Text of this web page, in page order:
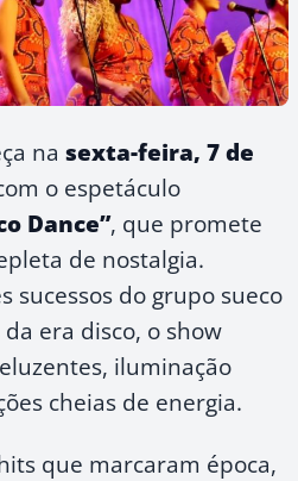
na sexta-feira, 7 de
o espetáculo
Dance”, que promete
de nostalgia.
sucessos do grupo sueco
da era disco, o show
iluminação
cheias de energia.
que marcaram época,